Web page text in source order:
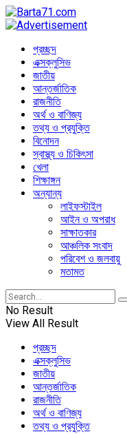
প্রচ্ছদ
এক্সক্লুসিভ
জাতীয়
আন্তর্জাতিক
রাজনীতি
অর্থ ও বাণিজ্য
তথ্য ও প্রযুক্তি
বিনোদন
স্বাস্থ্য ও চিকিৎসা
খেলা
শিক্ষাঙ্গন
অন্যান্য
লাইফস্টাইল
আইন ও অপরাধ
সাক্ষাতকার
আঞ্চলিক সংবাদ
পরিবেশ ও জলবায়ু
মতামত
No Result
View All Result
প্রচ্ছদ
এক্সক্লুসিভ
জাতীয়
আন্তর্জাতিক
রাজনীতি
অর্থ ও বাণিজ্য
তথ্য ও প্রযুক্তি